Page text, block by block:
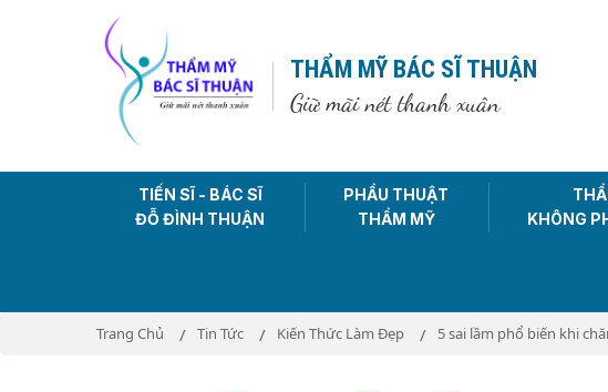
THẨM MỸ BÁC SĨ THUẬN
Giữ mãi nét thanh xuân
TIẾN SĨ - BÁC SĨ
ĐỖ ĐÌNH THUẬN
PHẨU THUẬT
THẨM MỸ
KHÔNG
Trang Chủ Tin Tức Kiến Thức Làm Đẹp 5 sai lầm phổ biến khi